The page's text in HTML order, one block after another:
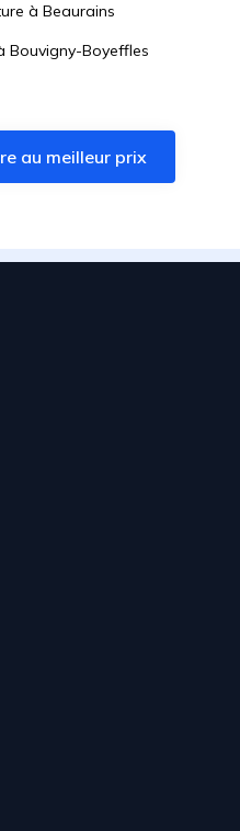
à Beaurains
Bouvigny-Boyeffles
àAvion
Éleu-dit-Leauwette
au meilleur prix